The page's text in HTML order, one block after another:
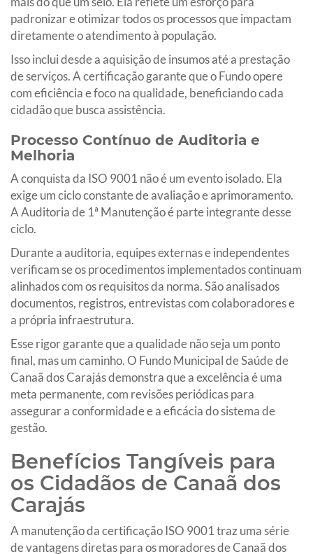
padronizar e otimizar todos os processos que impactam
diretamente o atendimento à população.
Isso inclui desde a aquisição de insumos até a prestação
de serviços. A certificação garante que o Fundo opere
com eficiência e foco na qualidade, beneficiando cada
cidadão que busca assistência.
Processo Contínuo de Auditoria e
Melhoria
A conquista da ISO 9001 não é um evento isolado. Ela
exige um ciclo constante de avaliação e aprimoramento.
A Auditoria de 1ª Manutenção é parte integrante desse
ciclo.
Durante a auditoria, equipes externas e independentes
verificam se os procedimentos implementados continuam
alinhados com os requisitos da norma. São analisados
documentos, registros, entrevistas com colaboradores e
a própria infraestrutura.
Esse rigor garante que a qualidade não seja um ponto
final, mas um caminho. O Fundo Municipal de Saúde de
Canaã dos Carajás demonstra que a excelência é uma
meta permanente, com revisões periódicas para
assegurar a conformidade e a eficácia do sistema de
gestão.
Benefícios Tangíveis para
os Cidadãos de Canaã dos
Carajás
A manutenção da certificação ISO 9001 traz uma série
de vantagens diretas para os moradores de Canaã dos